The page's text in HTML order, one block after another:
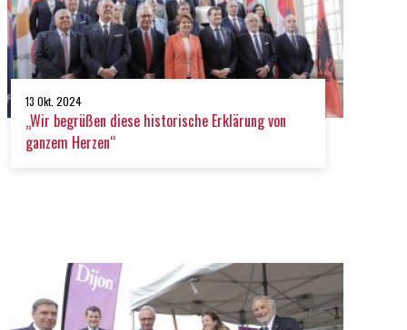
13 Okt. 2024
„Wir begrüßen diese historische Erklärung von
ganzem Herzen“